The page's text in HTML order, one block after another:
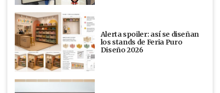
Alerta spoiler: así se diseñan
los stands de Feria Puro
Diseño 2026